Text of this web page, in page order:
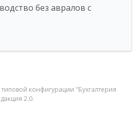
без авралов с
конфигурации "Бухгалтерия
2.0.